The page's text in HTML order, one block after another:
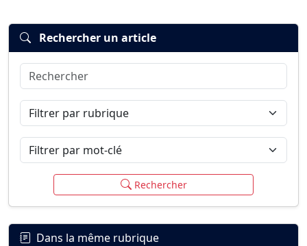
Connexion
Rechercher un article
Rechercher
Filtrer par rubrique
Filtrer par mot-clé
Rechercher
Dans la même rubrique